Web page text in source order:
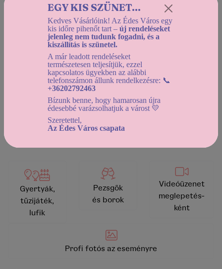
2026-08-10 12:30-tól
Házhozszállítás:
2026-08-10 12:30-tól
Használd a dátumszűrőt
, az elérhető kínálat
megtekintéséhez!
vissza a kínálathoz
Gyertyák,
tűzijáték,
lufik
Pezsgők
és borok
Videóüzenet
meglepetés-
ként
Profi fotós az eseményre
EGY KIS SZÜNET...
Kedves Vásárlóink! Az Édes Város egy
kis időre pihenőt tart – új rendeléseket
jelenleg nem tudunk fogadni, és a
kiszállítás is szünetel.
A már leadott rendeléseket
természetesen teljesítjük, ezzel
kapcsolatos ügyekben az alábbi
telefonszámon állunk rendelkezésre: 📞
+36202792463
Bízunk benne, hogy hamarosan újra
édesebbé varázsolhatjuk a várost 💛
Szeretettel,
Az Édes Város csapata